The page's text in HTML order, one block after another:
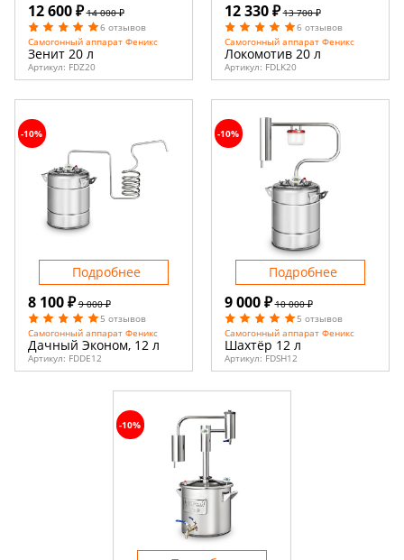
12 600 ₽ 14 000 ₽
6 отзывов
Самогонный аппарат Феникс
Зенит 20 л
Артикул: FDZ20
12 330 ₽ 13 700 ₽
6 отзывов
Самогонный аппарат Феникс
Локомотив 20 л
Артикул: FDLK20
8 100 ₽ 9 000 ₽
5 отзывов
Самогонный аппарат Феникс
Дачный Эконом, 12 л
Артикул: FDDE12
-10%
Подробнее
9 000 ₽ 10 000 ₽
5 отзывов
Самогонный аппарат Феникс
Шахтёр 12 л
Артикул: FDSH12
-10%
Подробнее
-10%